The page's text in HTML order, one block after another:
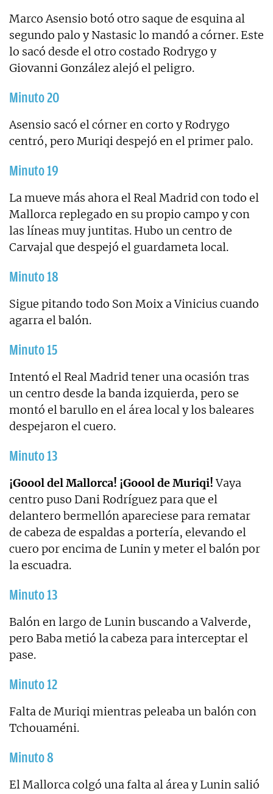
Marco Asensio botó otro saque de esquina al
segundo palo y Nastasic lo mandó a córner. Este
lo sacó desde el otro costado Rodrygo y
Giovanni González alejó el peligro.
Minuto 20
Asensio sacó el córner en corto y Rodrygo
centró, pero Muriqi despejó en el primer palo.
Minuto 19
La mueve más ahora el Real Madrid con todo el
Mallorca replegado en su propio campo y con
las líneas muy juntitas. Hubo un centro de
Carvajal que despejó el guardameta local.
Minuto 18
Sigue pitando todo Son Moix a Vinicius cuando
agarra el balón.
Minuto 15
Intentó el Real Madrid tener una ocasión tras
un centro desde la banda izquierda, pero se
montó el barullo en el área local y los baleares
despejaron el cuero.
Minuto 13
¡Goool del Mallorca! ¡Goool de Muriqi!Vaya
centro puso Dani Rodríguez para que el
delantero bermellón apareciese para rematar
de cabeza de espaldas a portería, elevando el
cuero por encima de Lunin y meter el balón por
la escuadra.
Minuto 13
Balón en largo de Lunin buscando a Valverde,
pero Baba metió la cabeza para interceptar el
pase.
Minuto 12
Falta de Muriqi mientras peleaba un balón con
Tchouaméni.
Minuto 8
El Mallorca colgó una falta al área y Lunin salió